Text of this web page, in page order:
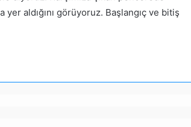
yer aldığını görüyoruz. Başlangıç ve bitiş